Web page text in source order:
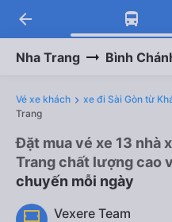
Tải app
Nhận ưu đãi
Tải app
-30k/ghế khi
arrow_back
Nha Trang Bình
Vé xe khách xe đi Sài Gòn từ
Trang
Đặt mua vé xe 13 nhà
Trang chất lượng cao
chuyến mỗi ngày
Vexere Team